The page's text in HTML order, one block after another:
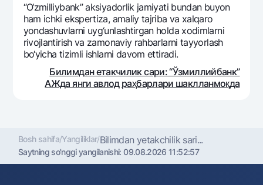
“O‘zmilliybank” aksiyadorlik jamiyati bundan buyon
ham ichki ekspеrtiza, amaliy tajriba va xalqaro
yondashuvlarni uyg‘unlashtirgan holda xodimlarni
rivojlantirish va zamonaviy rahbarlarni tayyorlash
bo‘yicha tizimli ishlarni davom ettiradi.
Билимдан етакчилик сари: “Ўзмиллийбанк”
АЖда янги авлод раҳбарлари шаклланмоқда
Bosh sahifa/Yangiliklar/Bilimdan yetakchilik sari...
Saytning so'nggi yangilanishi:09.08.2026 11:52:57